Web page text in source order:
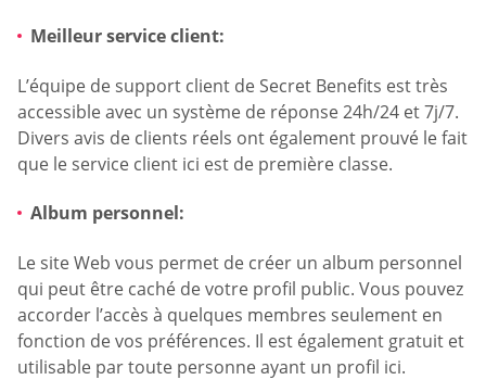
Meilleur service client:
L’équipe de support client de Secret Benefits est très
accessible avec un système de réponse 24h/24 et 7j/7.
Divers avis de clients réels ont également prouvé le fait
que le service client ici est de première classe.
Album personnel:
Le site Web vous permet de créer un album personnel
qui peut être caché de votre profil public. Vous pouvez
accorder l’accès à quelques membres seulement en
fonction de vos préférences. Il est également gratuit et
utilisable par toute personne ayant un profil ici.